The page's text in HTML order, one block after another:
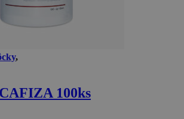
,
100ks